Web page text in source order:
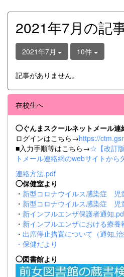
2021年7月の記
2021年7月 10件
記事がありません。
在校生へ
◯ぐんまスクールネットメール連
ログインはこちら→https://
■入力手順等はこちら→☆【改訂
トメール連絡網のwebサイトから
連絡方法.pdf
◯保健室より
・ 新型コロナウイルス感染症 児
・ 新型コロナウイルス感染症 児
・ 新インフルエンザ保護者通知
・ 新インフルエンザにおける療
・ 出席停止措置について（通知,
・ 保健だより
◯図書館より